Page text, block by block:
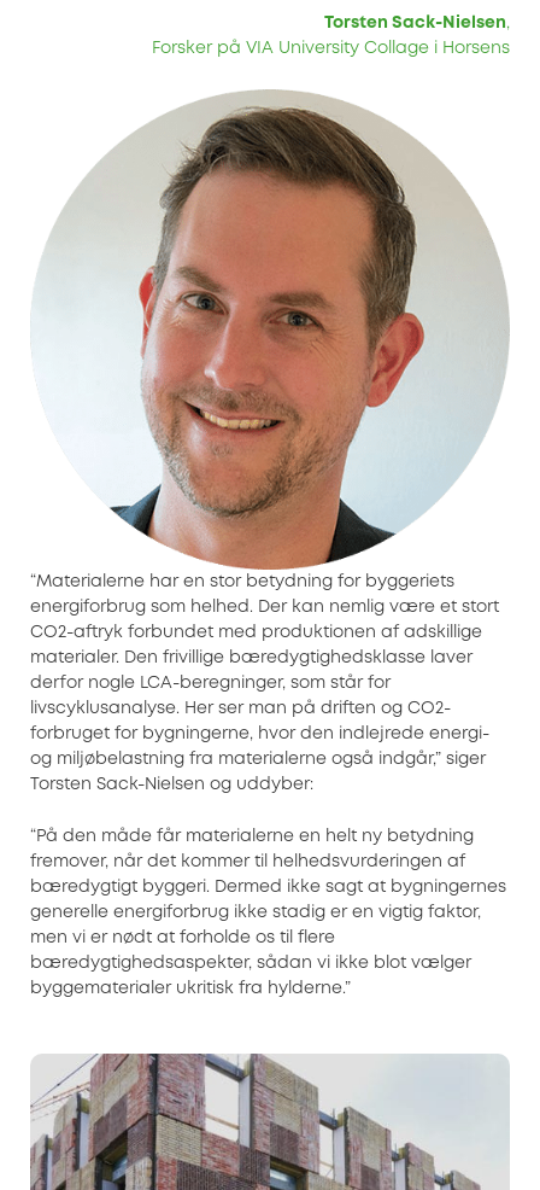
Torsten Sack-Nielsen,
Forsker på VIA University Collage i Horsens
“Materialerne har en stor betydning for byggeriets
energiforbrug som helhed. Der kan nemlig være et stort
CO2-aftryk forbundet med produktionen af adskillige
materialer. Den frivillige bæredygtighedsklasse laver
derfor nogle LCA-beregninger, som står for
livscyklusanalyse. Her ser man på driften og CO2-
forbruget for bygningerne, hvor den indlejrede energi-
og miljøbelastning fra materialerne også indgår,” siger
Torsten Sack-Nielsen og uddyber:
“På den måde får materialerne en helt ny betydning
fremover, når det kommer til helhedsvurderingen af
bæredygtigt byggeri. Dermed ikke sagt at bygningernes
generelle energiforbrug ikke stadig er en vigtig faktor,
men vi er nødt at forholde os til flere
bæredygtighedsaspekter, sådan vi ikke blot vælger
byggematerialer ukritisk fra hylderne.”